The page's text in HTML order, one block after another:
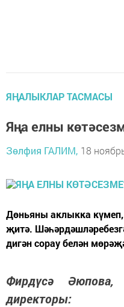
ЯҢАЛЫКЛАР ТАСМАСЫ
Яңа елны
Зөлфия ГАЛИМ, 18
Дөньяны аклыкка
җитә.
дигән сорау белән
Фирдүсә Әюпова,
директоры: